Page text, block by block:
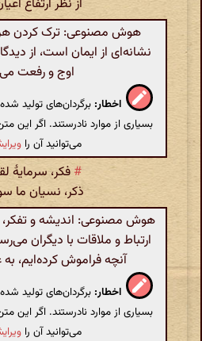
از نظر ارتفاع
هوش مصنوعی: ترک کردن
نشانه‌ای از ایمان است، از
اوج و رفعت
اخطار: برگردان‌های تولید
بسیاری از موارد نادرستند. اگر این
می‌توانید آن را
# فکر، سرمایهٔ
ذکر، نسیان ما
هوش مصنوعی: اندیشه و تفکر،
ارتباط و ملاقات با دیگران
آنچه فراموش کرده‌ایم،
اخطار: برگردان‌های تولید
بسیاری از موارد نادرستند. اگر این
می‌توانید آن را